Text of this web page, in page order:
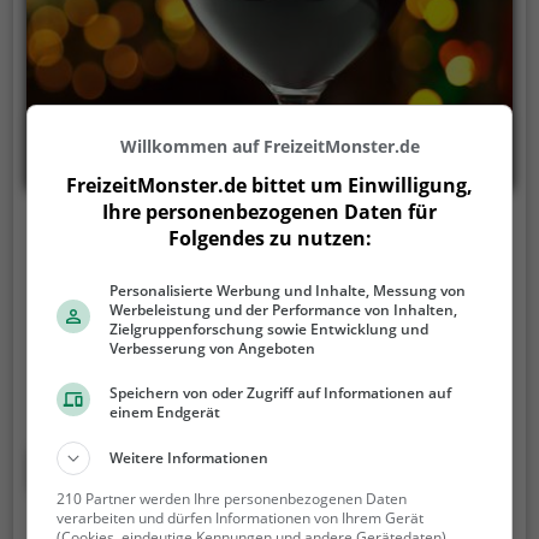
In der Bar Sausalitos in Heilbronn kann man sich auf
eine einzigartige Atmosphäre freuen. Hier taucht
man ein in die bunte Welt von Cocktails,
mexikanischem, lateinamerikanischem und Tex-Mex
Essen sowie amerikanischen Spezialitäten. Das
vielfältige Angebot an Getränken und Speisen lässt
keine Wünsche offen. Ob man sich für einen leckeren
Cocktail entscheidet oder sich an den mexikanischen
Mehr erfahren
Willkommen auf FreizeitMonster.de
FreizeitMonster.de bittet um Einwilligung,
Ihre personenbezogenen Daten für
Folgendes zu nutzen:
Personalisierte Werbung und Inhalte, Messung von
Werbeleistung und der Performance von Inhalten,
Zielgruppenforschung sowie Entwicklung und
Verbesserung von Angeboten
Speichern von oder Zugriff auf Informationen auf
einem Endgerät
Weitere Informationen
210 Partner werden Ihre personenbezogenen Daten
verarbeiten und dürfen Informationen von Ihrem Gerät